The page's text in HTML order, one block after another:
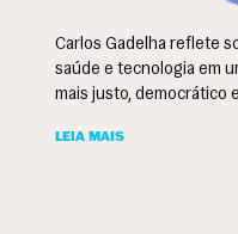
Carlos Gadelha reflete
saúde e tecnologia em
mais justo, democrático
LEIA MAIS